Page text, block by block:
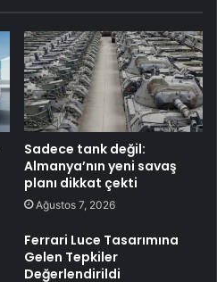
Sadece tank değil:
Almanya’nın yeni savaş
planı dikkat çekti
Ağustos 7, 2026
Ferrari Luce Tasarımına
Gelen Tepkiler
Değerlendirildi